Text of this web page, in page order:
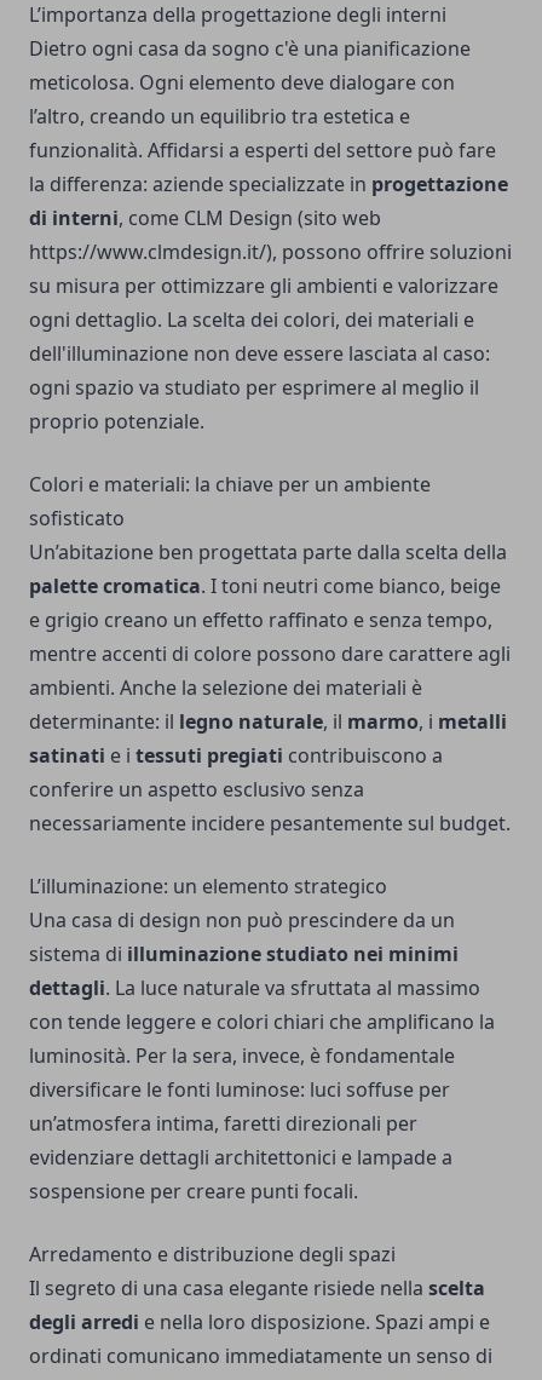
L’importanza della progettazione degli interni
Dietro ogni casa da sogno c'è una pianificazione
meticolosa. Ogni elemento deve dialogare con
l’altro, creando un equilibrio tra estetica e
funzionalità. Affidarsi a esperti del settore può fare
la differenza: aziende specializzate in progettazione
di interni, come CLM Design (sito web
https://www.clmdesign.it/), possono offrire soluzioni
su misura per ottimizzare gli ambienti e valorizzare
ogni dettaglio. La scelta dei colori, dei materiali e
dell'illuminazione non deve essere lasciata al caso:
ogni spazio va studiato per esprimere al meglio il
proprio potenziale.
Colori e materiali: la chiave per un ambiente
sofisticato
Un’abitazione ben progettata parte dalla scelta della
palette cromatica. I toni neutri come bianco, beige
e grigio creano un effetto raffinato e senza tempo,
mentre accenti di colore possono dare carattere agli
ambienti. Anche la selezione dei materiali è
determinante: il legno naturale, il marmo, i metalli
satinati e i tessuti pregiati contribuiscono a
conferire un aspetto esclusivo senza
necessariamente incidere pesantemente sul budget.
L’illuminazione: un elemento strategico
Una casa di design non può prescindere da un
sistema di illuminazione studiato nei minimi
dettagli. La luce naturale va sfruttata al massimo
con tende leggere e colori chiari che amplificano la
luminosità. Per la sera, invece, è fondamentale
diversificare le fonti luminose: luci soffuse per
un’atmosfera intima, faretti direzionali per
evidenziare dettagli architettonici e lampade a
sospensione per creare punti focali.
Arredamento e distribuzione degli spazi
Il segreto di una casa elegante risiede nella scelta
degli arredi e nella loro disposizione. Spazi ampi e
ordinati comunicano immediatamente un senso di